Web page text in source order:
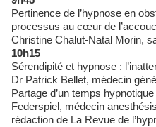
Pertinence de l’hypnose en
processus au cœur de
Christine Chalut-Natal Morin,
10h15
Sérendipité et hypnose :
Dr Patrick Bellet, médecin
Partage d’un temps
Federspiel, médecin
rédaction de La Revue de